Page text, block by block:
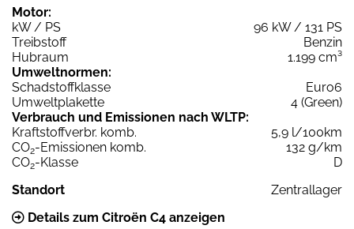
Motor:
kW / PS
96 kW / 131 PS
Treibstoff
Benzin
Hubraum
1.199 cm³
Umweltnormen:
Schadstoffklasse
Euro6
Umweltplakette
4 (Green)
Verbrauch und Emissionen nach WLTP:
Kraftstoffverbr. komb.
5,9 l/100km
CO2-Emissionen komb.
132 g/km
CO2-Klasse
D
Standort
Zentrallager
Details zum Citroën C4 anzeigen